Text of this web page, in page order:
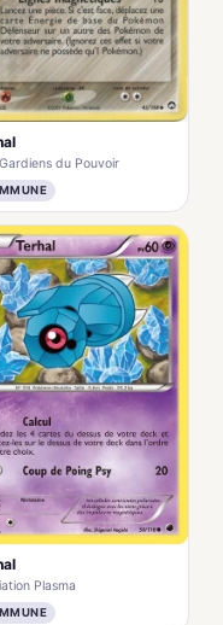
du Pouvoir
Plasma